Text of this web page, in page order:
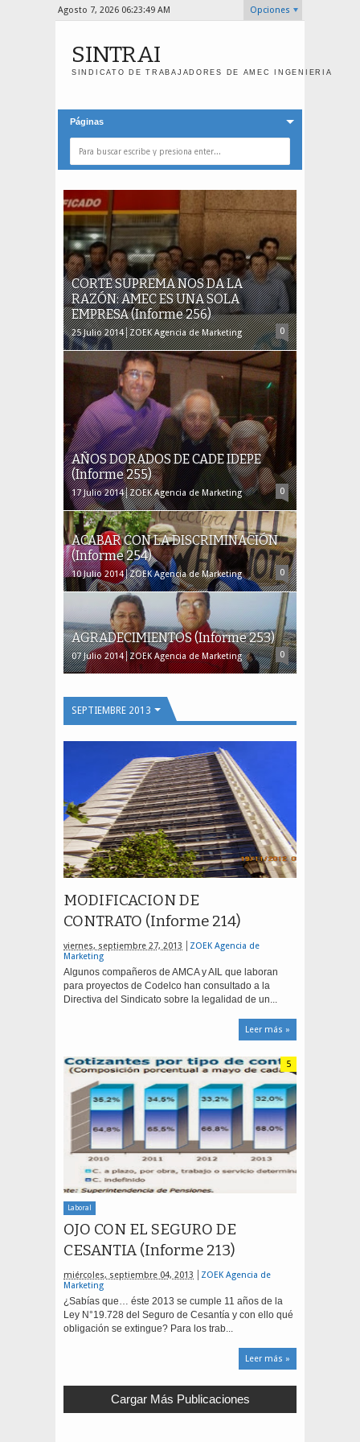
Agosto 7, 2026 06:23:49 AM Opciones
SINTRAI
SINDICATO DE TRABAJADORES DE AMEC INGENIERIA
Páginas
CORTE SUPREMA NOS DA LA
RAZÓN: AMEC ES UNA SOLA
EMPRESA (Informe 256)
25 Julio 2014 ZOEK Agencia de Marketing 0
AÑOS DORADOS DE CADE IDEPE
(Informe 255)
17 Julio 2014 ZOEK Agencia de Marketing 0
ACABAR CON LA DISCRIMINACIÓN
(Informe 254)
10 Julio 2014 ZOEK Agencia de Marketing 0
AGRADECIMIENTOS (Informe 253)
07 Julio 2014 ZOEK Agencia de Marketing 0
SEPTIEMBRE 2013
MODIFICACION DE
CONTRATO (Informe 214)
viernes, septiembre 27, 2013
ZOEK Agencia de
Marketing
Algunos compañeros de AMCA y AIL que laboran
para proyectos de Codelco han consultado a la
Directiva del Sindicato sobre la legalidad de un...
Leer más »
Laboral
OJO CON EL SEGURO DE
CESANTIA (Informe 213)
miércoles, septiembre 04, 2013
ZOEK Agencia de
Marketing
5
¿Sabías que… éste 2013 se cumple 11 años de la
Ley N°19.728 del Seguro de Cesantía y con ello qué
obligación se extingue? Para los trab...
Leer más »
Cargar Más Publicaciones